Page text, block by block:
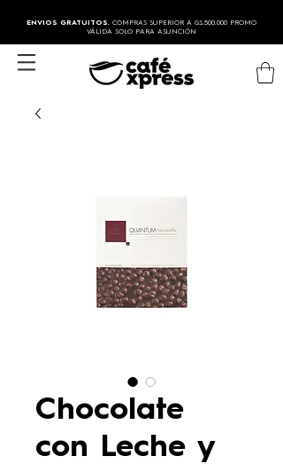
ENVIOS GRATUITOS. COMPRAS SUPERIOR A GS.500.000 PROMO
VÁLIDA SOLO PARA ASUNCIÓN
Chocolate
con Leche y